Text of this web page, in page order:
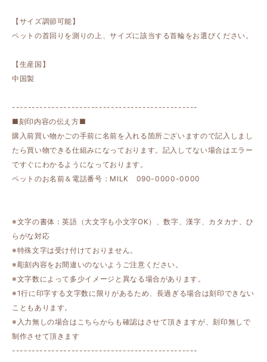
【サイズ調節可能】
ペットの首回りを測りの上、サイズに該当する首輪をお選びください。
【生産国】
中国製
-----------------------------------------------
■刻印内容の伝え方■
購入前買い物かごの手前に名前を入れる箇所ございますので記入しまし
たら買い物できる仕組みになっております。記入してない場合はエラー
ですぐにわかるようになっております。
ペットのお名前＆電話番号：MILK 090-0000-0000
※文字の書体：英語（大文字も小文字OK）、数字、漢字、カタカナ、ひ
らがな対応
※特殊文字は受け付けておりません。
※彫刻内容をお間違いのないようご注意ください。
※文字数によって多少イメージと異なる場合があります。
※1行に印字する文字数に限りがあるため、長過ぎる場合は刻印できない
こともあります。
※入力無しの場合はこちらからも確認はさせて頂きますが、刻印無しで
制作させて頂きます
-----------------------------------------------